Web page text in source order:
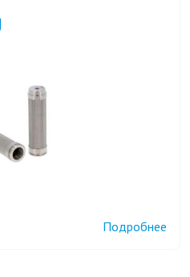
Подробнее